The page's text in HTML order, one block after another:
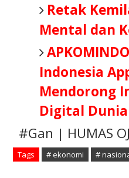
Retak
Mental dan
Indonesia
Mendorong
Digital Dunia
#Gan | HUMAS
Tags # ekonomi #